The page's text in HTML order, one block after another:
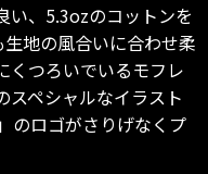
い、5.3ozのコットンを
地の風合いに合わせ柔
くつろいでいるモフレ
スペシャルなイラスト
のロゴがさりげなくプ